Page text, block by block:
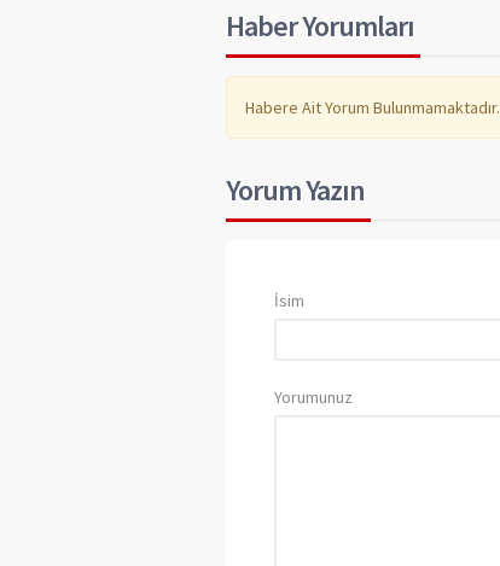
Haber Yorumları
Habere Ait Yorum Bulunmamaktadır.
Yorum Yazın
İsim
Yorumunuz